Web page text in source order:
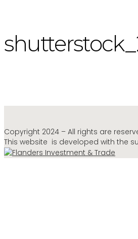
Copyright 2024 – All rights are
This website is developed with the